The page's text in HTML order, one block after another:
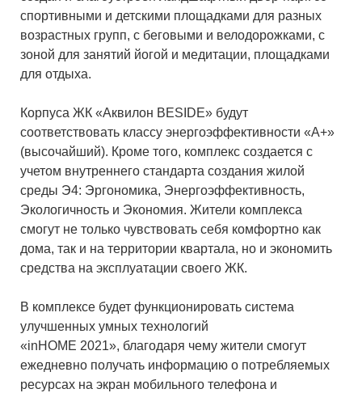
спортивными и детскими площадками для разных
возрастных групп, с беговыми и велодорожками, с
зоной для занятий йогой и медитации, площадками
для отдыха.
Корпуса ЖК «Аквилон BESIDE» будут
соответствовать классу энергоэффективности «А+»
(высочайший). Кроме того, комплекс создается с
учетом внутреннего стандарта создания жилой
среды Э4: Эргономика, Энергоэффективность,
Экологичность и Экономия. Жители комплекса
смогут не только чувствовать себя комфортно как
дома, так и на территории квартала, но и экономить
средства на эксплуатации своего ЖК.
В комплексе будет функционировать система
улучшенных умных технологий
«inНОМЕ 2021», благодаря чему жители смогут
ежедневно получать информацию о потребляемых
ресурсах на экран мобильного телефона и